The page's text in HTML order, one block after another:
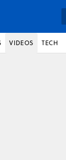
VIDEOS TECH